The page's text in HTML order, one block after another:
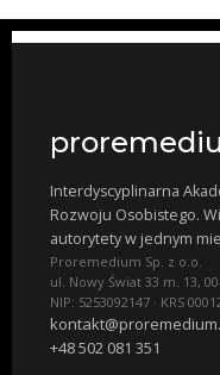
Interdyscyplinarna
Rozwoju Osobistego.
autorytety w jednym
Proremedium Sp. z o.o.
ul. Nowy Świat 33 m. 13,
NIP: 5253092147 · KRS
+48 502 081 351